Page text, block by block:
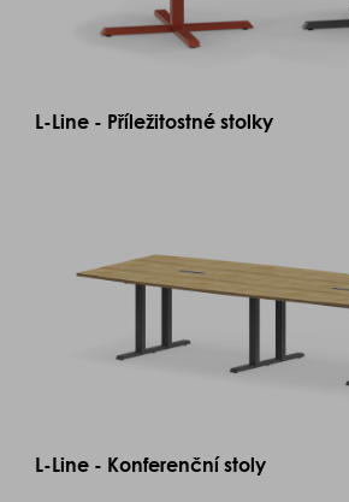
L-Line - Příležitostné stolky
L-Line - Konferenční stoly